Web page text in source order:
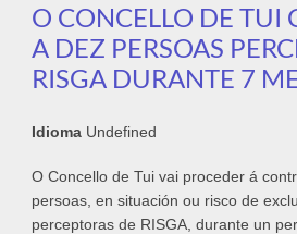
O CONCELLO DE TUI
A DEZ PERSOAS
RISGA DURANTE 7
Idioma Undefined
O Concello de Tui vai proceder á
persoas, en situación ou risco de
perceptoras de RISGA, durante un